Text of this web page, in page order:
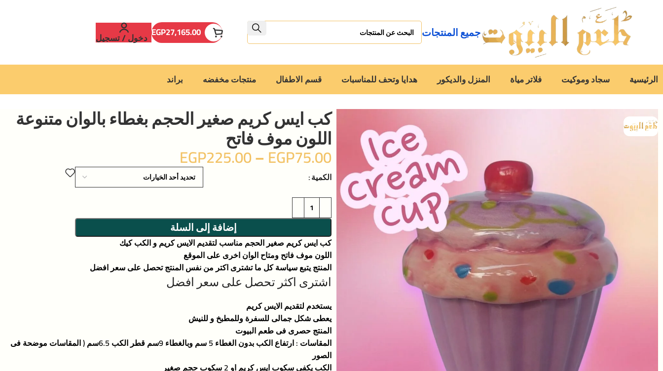
جميع المنتجات EGP27,165.00 دخول / تسجيل
الرئيسية سجاد وموكيت فلاتر مياة المنزل والديكور هدايا وتحف للمناسبات قسم الاطفال منتجات مخفضه براند
كب ايس كريم صغير الحجم بغطاء بالوان متنوعة
اللون موف فاتح
EGP75.00
–
EGP225.00
الكمية
إضافة إلى السلة
كب ايس كريم صغير الحجم مناسب لتقديم الايس كريم و الكب كيك
اللون موف فاتح ومتاح الوان اخرى على الموقع
المنتج يتبع سياسة كل ما تشترى اكتر من نفس المنتج تحصل على سعر افضل
اشترى اكثر تحصل على سعر افضل
يستخدم لتقديم الايس كريم
يعطى شكل جمالى للسفرة وللمطبخ و للنيش
المنتج حصرى فى طعم البيوت
المقاسات : ارتفاع الكب بدون الغطاء 5 سم وبالغطاء 9سم قطر الكب 6.5سم ( المقاسات موضحة فى
الصور
الكب يكفى سكوب ايس كريم او 2 سكوب حجم صغير